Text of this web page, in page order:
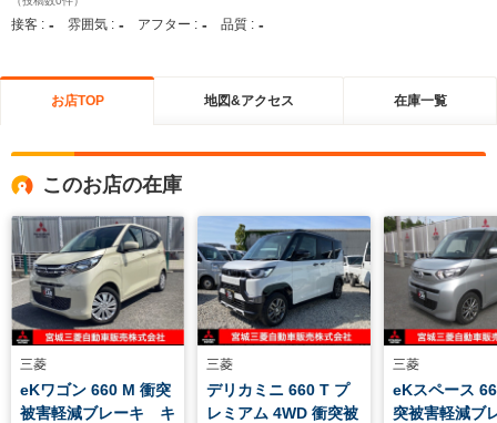
接客 : - 雰囲気 : - アフター : - 品質 : -
お店TOP 地図&アクセス 在庫一覧
このお店の在庫
三菱
eKワゴン 660 M 衝突
被害軽減ブレーキ キ
三菱
デリカミニ 660 T プ
レミアム 4WD 衝突被
三菱
eKスペース
突被害軽減